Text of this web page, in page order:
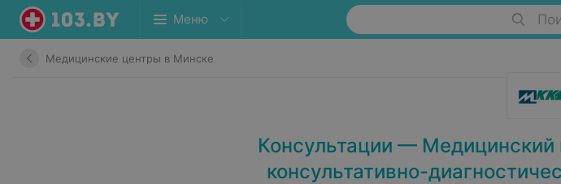
Меню
Медицинские центры в Минске
Консультации — Медицинский
консультативно-